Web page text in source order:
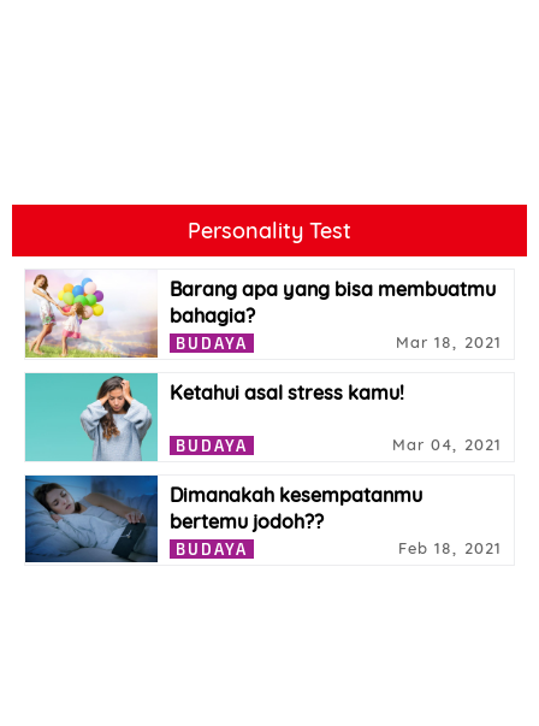
Personality Test
Barang apa yang bisa membuatmu
bahagia?
BUDAYA Mar 18, 2021
Ketahui asal stress kamu!
BUDAYA Mar 04, 2021
Dimanakah kesempatanmu
bertemu jodoh??
BUDAYA Feb 18, 2021